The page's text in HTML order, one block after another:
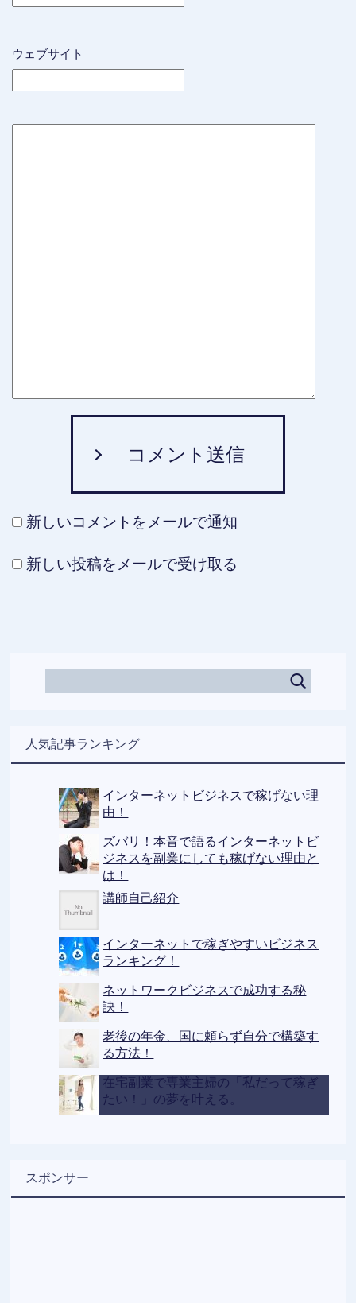
ウェブサイト
コメント送信
新しいコメントをメールで通知
新しい投稿をメールで受け取る
人気記事ランキング
インターネットビジネスで稼げない理
由！
ズバリ！本音で語るインターネットビ
ジネスを副業にしても稼げない理由と
は！
講師自己紹介
インターネットで稼ぎやすいビジネス
ランキング！
ネットワークビジネスで成功する秘
訣！
老後の年金、国に頼らず自分で構築す
る方法！
在宅副業で専業主婦の「私だって稼ぎ
たい！」の夢を叶える。
スポンサー